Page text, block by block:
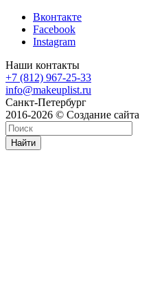
Вконтакте
Facebook
Instagram
Наши контакты
+7 (812) 967-25-33
info@makeuplist.ru
Санкт-Петербург
2016-2026 © Создание сайта
Найти